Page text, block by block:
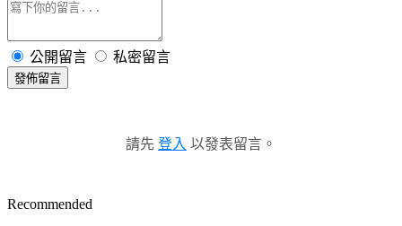
公開留言 私密留言
發佈留言
請先 登入 以發表留言。
Recommended